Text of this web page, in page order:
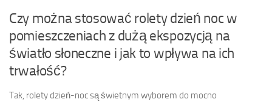
Czy można stosować rolety dzień noc w
pomieszczeniach z dużą ekspozycją na
światło słoneczne i jak to wpływa na ich
trwałość?
Tak, rolety dzień-noc są świetnym wyborem do mocno